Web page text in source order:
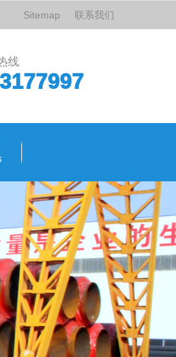
Sitemap 联系我们
线